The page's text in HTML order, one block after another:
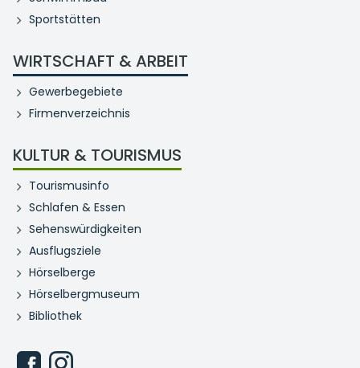
Sportstätten
WIRTSCHAFT & ARBEIT
Gewerbegebiete
Firmenverzeichnis
KULTUR & TOURISMUS
Tourismusinfo
Schlafen & Essen
Sehenswürdigkeiten
Ausflugsziele
Hörselberge
Hörselbergmuseum
Bibliothek